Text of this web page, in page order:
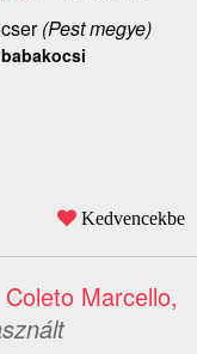
(Pest megye)
Kedvencekbe
Marcello,